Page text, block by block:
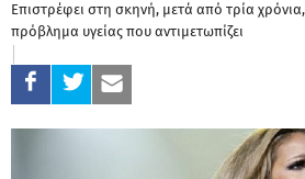
Επιστρέφει στη σκηνή, μετά από τρία
πρόβλημα υγείας που αντιμετωπίζει